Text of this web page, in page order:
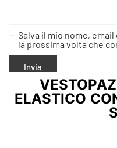
Salva il mio nome,
la prossima volta che
ELASTICO